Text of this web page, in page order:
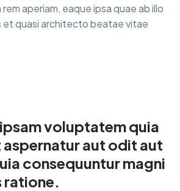
aperiam, eaque ipsa quae ab illo
quasi architecto beatae vitae
voluptatem quia
aut odit aut
consequuntur magni
ratione.